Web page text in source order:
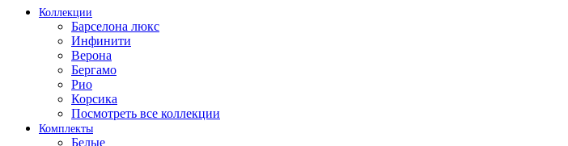
Коллекции
Барселона люкс
Инфинити
Верона
Бергамо
Рио
Корсика
Посмотреть все коллекции
Комплекты
Белые